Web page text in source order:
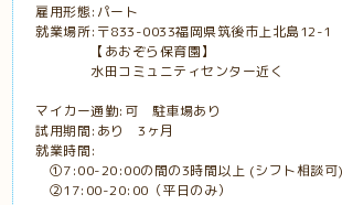
雇用形態:パート
就業場所:〒833-0033福岡県筑後市上北島12-1
【あおぞら保育園】
水田コミュニティセンター近く
マイカー通勤:可 駐車場あり
試用期間:あり 3ヶ月
就業時間:
①7:00-20:00の間の3時間以上 (シフト相談可)
②17:00-20:00（平日のみ）